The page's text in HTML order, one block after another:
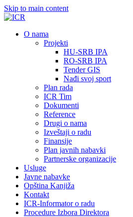
Skip to main content
О nama
Projekti
HU-SRB IPA
RO-SRB IPA
Tender GIS
Nađi svoj sport
Plan rada
ICR Tim
Dokumenti
Reference
Drugi o nama
Izveštaji o radu
Finansije
Plan javnih nabavki
Partnerske organizacije
Usluge
Javne nabavke
Opština Kanjiža
Kontakt
ICR-Informator o radu
Procedure Izbora Direktora